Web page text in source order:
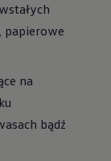
papierowe
na
bądź